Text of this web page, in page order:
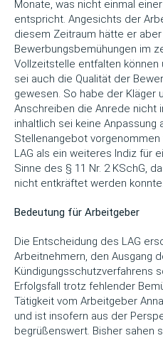
Monate, was nicht einmal
entspricht. Angesichts der
diesem Zeitraum hätte er
Bewerbungsbemühungen im
Vollzeitstelle entfalten können
sei auch die Qualität der
gewesen. So habe der Kläger
Anschreiben die Anrede nicht
inhaltlich sei keine Anpassung
Stellenangebot
LAG als ein weiteres Indiz für
Sinne des § 11 Nr. 2 KSchG,
nicht entkräftet werden konnte.
Bedeutung für Arbeitgeber
Die Entscheidung des LAG
Arbeitnehmern, den Ausgang
Kündigungsschutzverfahrens
Erfolgsfall trotz fehlender
Tätigkeit vom Arbeitgeber
und ist insofern aus der
begrüßenswert. Bisher sahen